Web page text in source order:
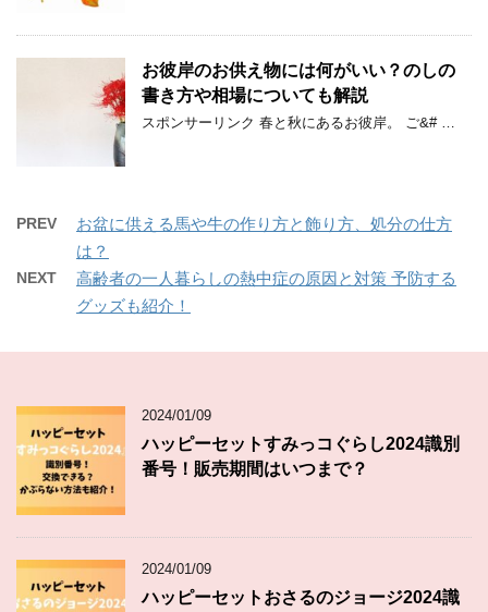
お彼岸のお供え物には何がいい？のしの
書き方や相場についても解説
スポンサーリンク 春と秋にあるお彼岸。 ご&# …
PREV
お盆に供える馬や牛の作り方と飾り方、処分の仕方
は？
NEXT
高齢者の一人暮らしの熱中症の原因と対策 予防する
グッズも紹介！
2024/01/09
ハッピーセットすみっコぐらし2024識別
番号！販売期間はいつまで？
2024/01/09
ハッピーセットおさるのジョージ2024識